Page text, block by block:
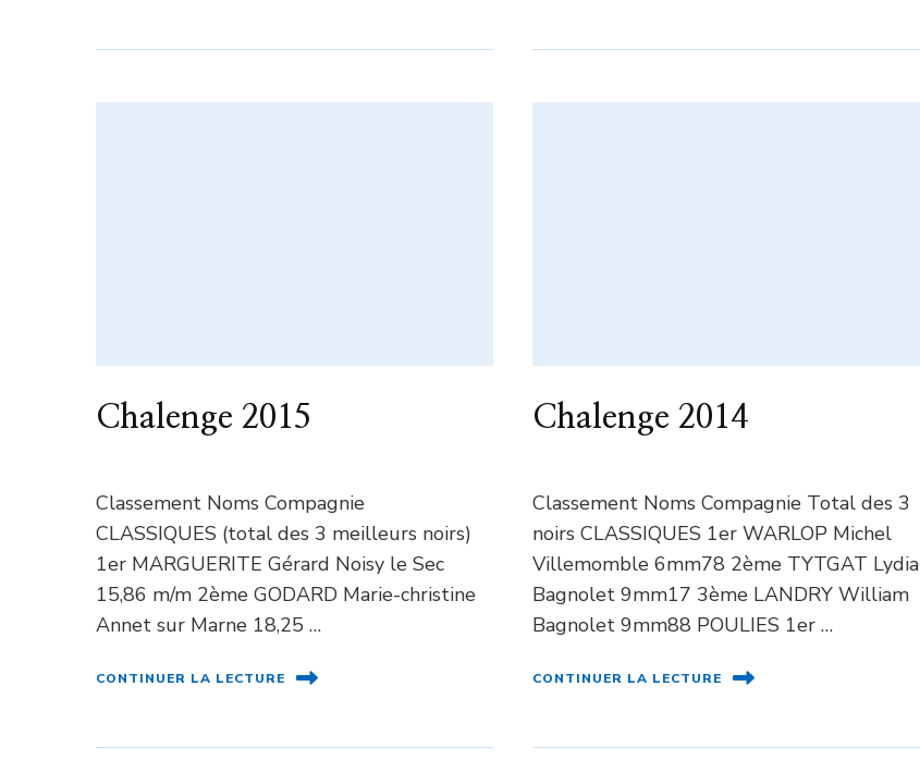
Chalenge 2015
Classement Noms Compagnie
CLASSIQUES (total des 3 meilleurs noirs)
1er MARGUERITE Gérard Noisy le Sec
15,86 m/m 2ème GODARD Marie-christine
Annet sur Marne 18,25 …
CONTINUER LA LECTURE
Chalenge 2014
Classement Noms Compagnie Total des 3
noirs CLASSIQUES 1er WARLOP Michel
Villemomble 6mm78 2ème TYTGAT Lydia
Bagnolet 9mm17 3ème LANDRY William
Bagnolet 9mm88 POULIES 1er …
CONTINUER LA LECTURE